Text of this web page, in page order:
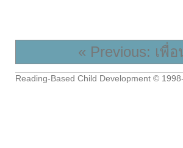
« Previous: เพื่
Reading-Based Child Development ©